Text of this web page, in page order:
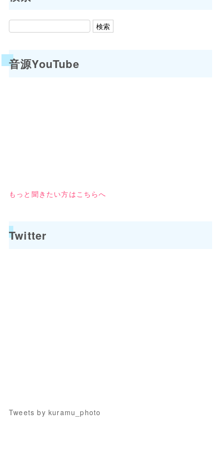
音源YouTube
もっと聞きたい方はこちらへ
Twitter
Tweets by kuramu_photo